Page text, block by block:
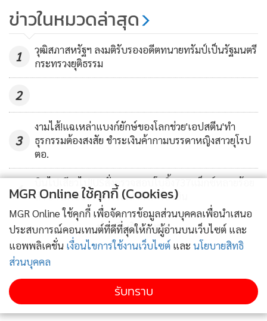
ครั้งที่ 2 ที่ อเมริกา และมีบุตรมากกว่า 4 คน ซึ่งคนเล็กสุดเกิดใน
ปี 1966
คาร์คอร์กบอกกับเจ้าหน้าที่สหรัฐฯ ว่า เขาเป็นช่างไม้กับบริษัทที่
ประเทศ
ในปี 1995 คาร์คอร์กได้ออกหนังสือบันทึกความทรงจำ ที่เขาได้
เปิดเผยเกี่ยวกับการทำงานกับกองทัพนาซีในหน่ายเอสเอส โดย
เขาได้ยอมรับอย่างภาคภูมิใจว่าเขาได้รางวัลกล้าหาญจากกองทัพ
นาซี เป็นรูปไม้กางเขนเหล็กด้วย
หนังสือบันทึกความทรงจำนี้ถูกพิมพ์เป็นภาษายูเครนเก็บรักษา
ไว้ที่หอสมุดสภาคองเกรส และห้องสมุดในอังกฤษ อาจหาได้ตาม
อินเทอร์เน็ตในรูปแบบอีบุ๊ก
1,059
เมืองหลวงฮังการี อพยพผู้คน
จ้าละหวั่น
ข่าวในหมวดล่าสุด
1
วุฒิสภาสหรัฐฯ ลงมติรับรองอดีตทนายทรัมป์เป็นรัฐมนตรี
กระทรวงยุติธรรม
2
3
งามไส้!แฉเหล่าแบงก์ยักษ์ของโลกช่วย'เอปสตีน'ทำ
ธุรกรรมต้องสงสัย ชำระเงินค้ากามบรรดาหญิงสาวยุโรป
ตอ.
4
บินไปเสียวไป!USสั่งตรวจสอบโบอิ้ง737แม็กซ์หลายร้อย
ลำ อาจมีรอยร้าวบริเวณลำตัวเครื่องบิน
ข่าวอื่นในหมวด
MGR Online ใช้คุกกี้ (Cookies)
MGR Online ใช้คุกกี้ เพื่อจัดการข้อมูลส่วนบุคคลเพื่อนำเสนอ
ประสบการณ์คอนเทนต์ที่ดีที่สุดให้กับผู้อ่านบนเว็บไซต์ และ
แอพพลิเคชั่น เงื่อนไขการใช้งานเว็บไซต์ และ นโยบายสิทธิ
ส่วนบุคคล
รับทราบ